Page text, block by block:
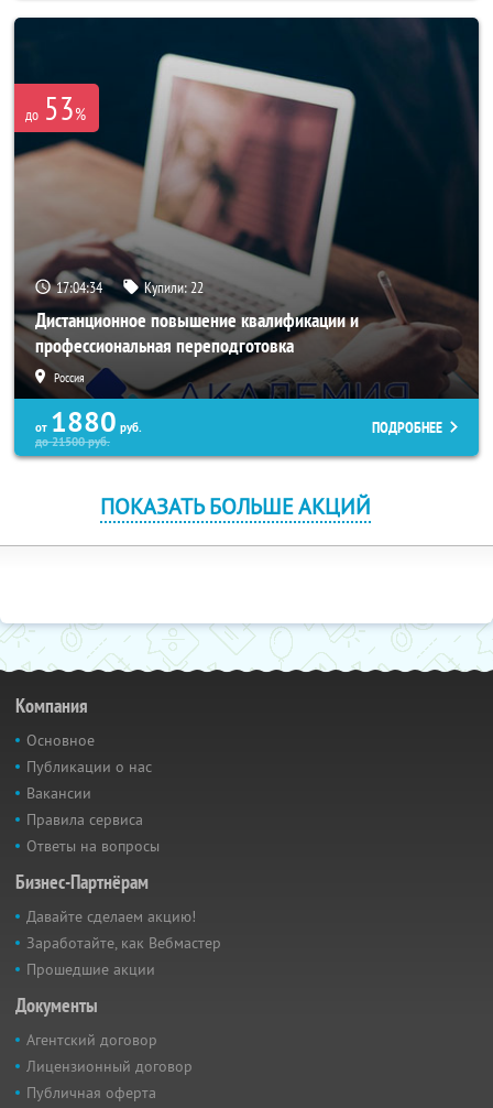
до 53%
17:04:34 Купили:22
Дистанционное повышение квалификации и
профессиональная переподготовка
Россия
от 1880 руб.
до21500руб.
ПОДРОБНЕЕ
ПОКАЗАТЬ БОЛЬШЕ АКЦИЙ
Компания
Основное
Публикации о нас
Вакансии
Правила сервиса
Ответы на вопросы
Бизнес-Партнёрам
Давайте сделаем акцию!
Заработайте, как Вебмастер
Прошедшие акции
Документы
Агентский договор
Лицензионный договор
Публичная оферта